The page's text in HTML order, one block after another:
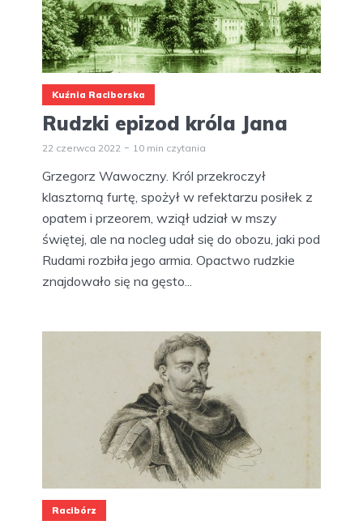
Kuźnia Raciborska
Rudzki epizod króla Jana
22 czerwca 2022 10 min czytania
Grzegorz Wawoczny. Król przekroczył
klasztorną furtę, spożył w refektarzu posiłek z
opatem i przeorem, wziął udział w mszy
świętej, ale na nocleg udał się do obozu, jaki pod
Rudami rozbiła jego armia. Opactwo rudzkie
znajdowało się na gęsto...
Racibórz